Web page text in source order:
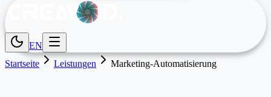
EN
Startseite
Leistungen Marketing-Automatisierung